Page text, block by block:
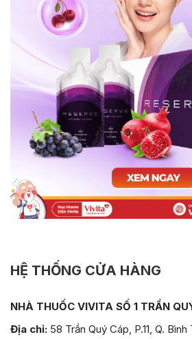
HỆ THỐNG CỬA HÀNG
NHÀ THUỐC VIVITA SỐ 1 TRẦN
Địa chỉ: 58 Trần Quý Cáp, P.11, Q.